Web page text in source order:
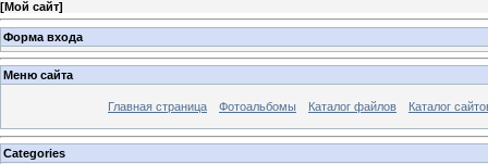
[Мой сайт]
Форма входа
Меню сайта
Главная страница Фотоальбомы Каталог файлов Каталог
Categories